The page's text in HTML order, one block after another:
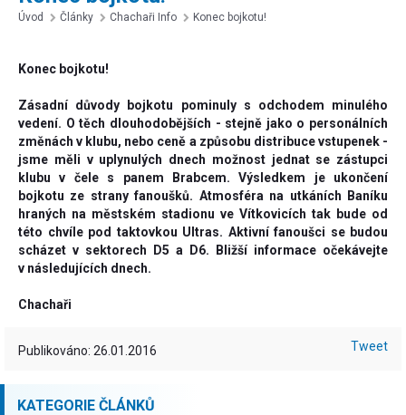
Úvod Články Chachaři Info Konec bojkotu!
Konec bojkotu!
Zásadní důvody bojkotu pominuly s odchodem minulého
vedení. O těch dlouhodobějších - stejně jako o personálních
změnách v klubu, nebo ceně a způsobu distribuce vstupenek -
jsme měli v uplynulých dnech možnost jednat se zástupci
klubu v čele s panem Brabcem. Výsledkem je ukončení
bojkotu ze strany fanoušků. Atmosféra na utkáních Baníku
hraných na městském stadionu ve Vítkovicích tak bude od
této chvíle pod taktovkou Ultras. Aktivní fanoušci se budou
scházet v sektorech D5 a D6. Bližší informace očekávejte
v následujících dnech.
Chachaři
Publikováno: 26.01.2016 Tweet
KATEGORIE ČLÁNKŮ